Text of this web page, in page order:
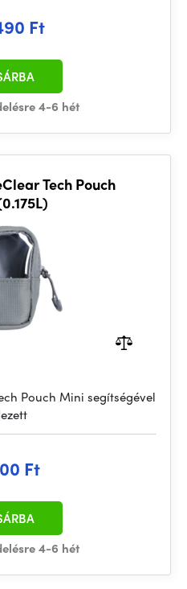
Ft
4-6 hét
Tech Pouch
Pouch Mini segítségével
Ft
4-6 hét